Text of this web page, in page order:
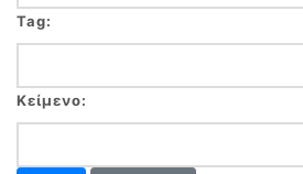
Tag:
Κείμενο: